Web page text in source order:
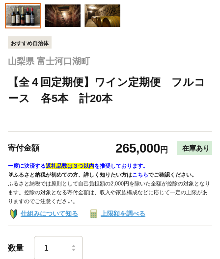
おすすめ自治体
山梨県 富士河口湖町
【全４回定期便】ワイン定期便 フルコ
ース 各5本 計20本
寄付金額 265,000円 在庫あり
一度に決済する返礼品数は３つ以内を推奨しております。
🔰ふるさと納税が初めての方、詳しく知りたい方はこちらでご確認ください。
ふるさと納税では原則として自己負担額の2,000円を除いた全額が控除の対象となり
ます。控除の対象となる寄付金額は、収入や家族構成などに応じて一定の上限があ
りますのでご注意ください。
仕組みについて知る 上限額を調べる
数量